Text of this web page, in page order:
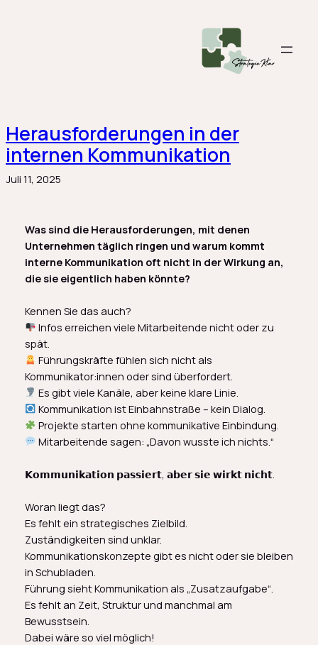
Herausforderungen in der
internen Kommunikation
Juli 11, 2025
Was sind die Herausforderungen, mit denen
Unternehmen täglich ringen und warum kommt
interne Kommunikation oft nicht in der Wirkung an,
die sie eigentlich haben könnte?
Kennen Sie das auch?
Infos erreichen viele Mitarbeitende nicht oder zu
spät.
Führungskräfte fühlen sich nicht als
Kommunikator:innen oder sind überfordert.
Es gibt viele Kanäle, aber keine klare Linie.
Kommunikation ist Einbahnstraße – kein Dialog.
Projekte starten ohne kommunikative Einbindung.
Mitarbeitende sagen: „Davon wusste ich nichts.“
𝗞𝗼𝗺𝗺𝘂𝗻𝗶𝗸𝗮𝘁𝗶𝗼𝗻 𝗽𝗮𝘀𝘀𝗶𝗲𝗿𝘁, 𝗮𝗯𝗲𝗿 𝘀𝗶𝗲 𝘄𝗶𝗿𝗸𝘁 𝗻𝗶𝗰𝗵𝘁.
Woran liegt das?
Es fehlt ein strategisches Zielbild.
Zuständigkeiten sind unklar.
Kommunikationskonzepte gibt es nicht oder sie bleiben
in Schubladen.
Führung sieht Kommunikation als „Zusatzaufgabe“.
Es fehlt an Zeit, Struktur und manchmal am
Bewusstsein.
Dabei wäre so viel möglich!